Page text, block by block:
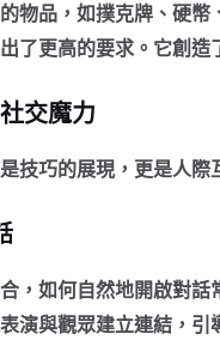
物品，如撲克牌、硬
了更高的要求。它創
交魔力
技巧的展現，更是人
，如何自然地開啟對
演與觀眾建立連結，